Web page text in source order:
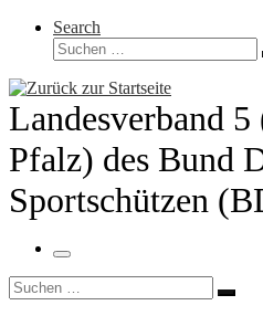
Search
Suche
Landesverband
Pfalz) des Bund
Sportschützen
Menü
Suche